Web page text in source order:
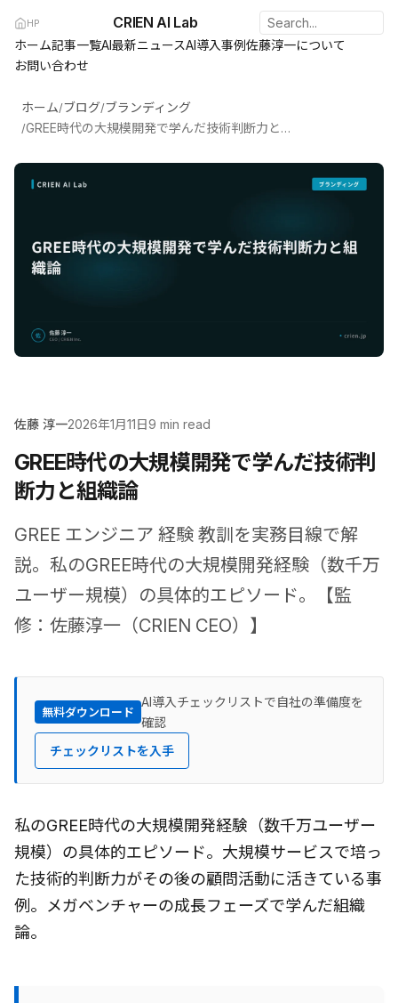
HP CRIEN AI Lab
ホーム記事一覧AI最新ニュースAI導入事例佐藤淳一について
お問い合わせ
ホーム/ブログ/ブランディング
/ GREE時代の大規模開発で学んだ技術判断力と組織論
佐藤 淳一2026年1月11日9 min read
GREE時代の大規模開発で学んだ技術判
断力と組織論
GREE エンジニア 経験 教訓を実務目線で解
説。私のGREE時代の大規模開発経験（数千万
ユーザー規模）の具体的エピソード。【監
修：佐藤淳一（CRIEN CEO）】
無料ダウンロード
AI導入チェックリストで自社の準備度を
確認
チェックリストを入手
私のGREE時代の大規模開発経験（数千万ユーザー
規模）の具体的エピソード。大規模サービスで培っ
た技術的判断力がその後の顧問活動に活きている事
例。メガベンチャーの成長フェーズで学んだ組織
論。